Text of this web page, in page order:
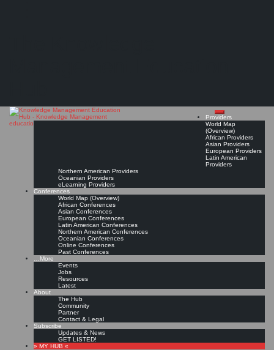
Providers
World Map
(Overview)
African Providers
Asian Providers
European Providers
Latin American
Providers
Northern American Providers
Oceanian Providers
eLearning Providers
Conferences
World Map (Overview)
African Conferences
Asian Conferences
European Conferences
Latin American Conferences
Northern American Conferences
Oceanian Conferences
Online Conferences
Past Conferences
…More
Events
Jobs
Resources
Latest
About
The Hub
Community
Partner
Contact & Legal
Subscribe
Updates & News
GET LISTED!
» MY HUB «